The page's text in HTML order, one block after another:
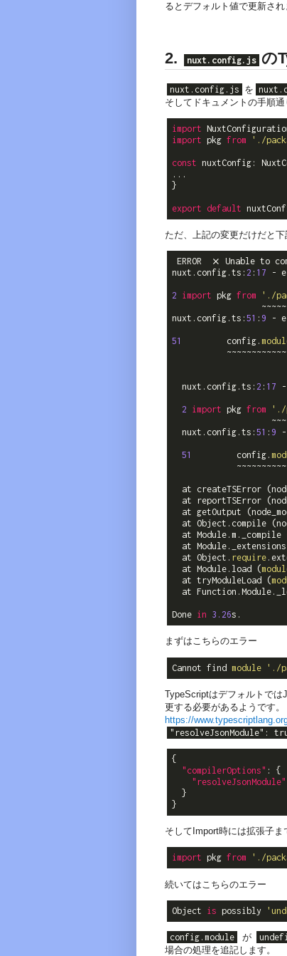
るとデフォルト値で更新され
2. nuxt.config.js の
nuxt.config.js を
そしてドキュメントの手順
import
import pkg from './
const nuxtConfig:
...
}
export default
ただ、上記の変更だけだと
nuxt.config.ts: 2 : 17 -
2 import pkg from
'./
nuxt.config.ts: 51 : 9 -
51
         config.
  nuxt.config.ts:
2 : 17 -
2 import pkg from
'./
  nuxt.config.ts:
51 : 9 -
51
         config.
at createTSError
at reportTSError
at getOutput
at Object.compile
at Module.m._compile
at
  at Object.
require
  at Module.load (
  at tryModuleLoad (
at
Done in 3.26
まずはこちらのエラー
Cannot find module './
TypeScriptはデフォルトで
更する必要があるようです。
https://
"resolveJsonModule":
{
"compilerOptions" : {
"resolveJsonModule"
  }
そしてImport時には拡張子
import pkg from './
続いてはこちらのエラー
Object is possibly
config.module が
場合の処理を追記します。